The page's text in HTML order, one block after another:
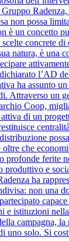
non possa
è un concetto
concrete
natura, è una
l’AD
ha assunto
Attraverso un
Coop,
di un
che
profonde ferite
produttivo e
ha
non una
e istituzioni
campagna,
uno solo. Si